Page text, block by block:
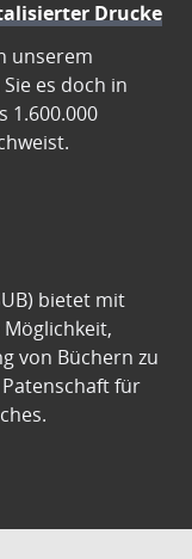
Drucke
unserem
es doch in
1.600.000
bietet mit
Möglichkeit,
von Büchern zu
für